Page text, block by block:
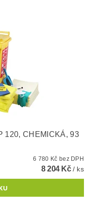
120, CHEMICKÁ, 93
6 780 Kč bez DPH
8 204 Kč/ ks